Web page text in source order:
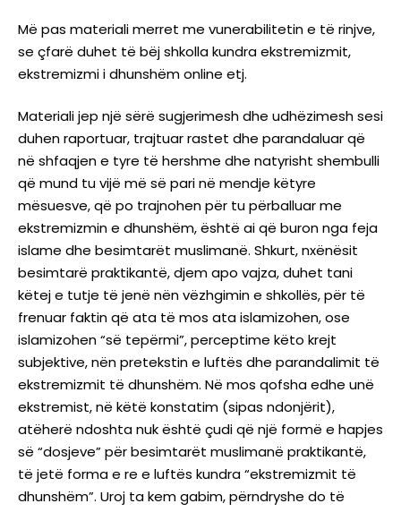
Më pas materiali merret me vunerabilitetin e të rinjve,
se çfarë duhet të bëj shkolla kundra ekstremizmit,
ekstremizmi i dhunshëm online etj.
Materiali jep një sërë sugjerimesh dhe udhëzimesh sesi
duhen raportuar, trajtuar rastet dhe parandaluar që
në shfaqjen e tyre të hershme dhe natyrisht shembulli
që mund tu vijë më së pari në mendje këtyre
mësuesve, që po trajnohen për tu përballuar me
ekstremizmin e dhunshëm, është ai që buron nga feja
islame dhe besimtarët muslimanë. Shkurt, nxënësit
besimtarë praktikantë, djem apo vajza, duhet tani
këtej e tutje të jenë nën vëzhgimin e shkollës, për të
frenuar faktin që ata të mos ata islamizohen, ose
islamizohen “së tepërmi”, perceptime këto krejt
subjektive, nën pretekstin e luftës dhe parandalimit të
ekstremizmit të dhunshëm. Në mos qofsha edhe unë
ekstremist, në këtë konstatim (sipas ndonjërit),
atëherë ndoshta nuk është çudi që një formë e hapjes
së “dosjeve” për besimtarët muslimanë praktikantë,
të jetë forma e re e luftës kundra “ekstremizmit të
dhunshëm”. Uroj ta kem gabim, përndryshe do të